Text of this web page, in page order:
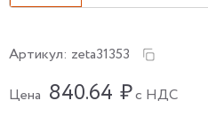
Артикул: zeta31353
Цена 840.64 ₽с НДС